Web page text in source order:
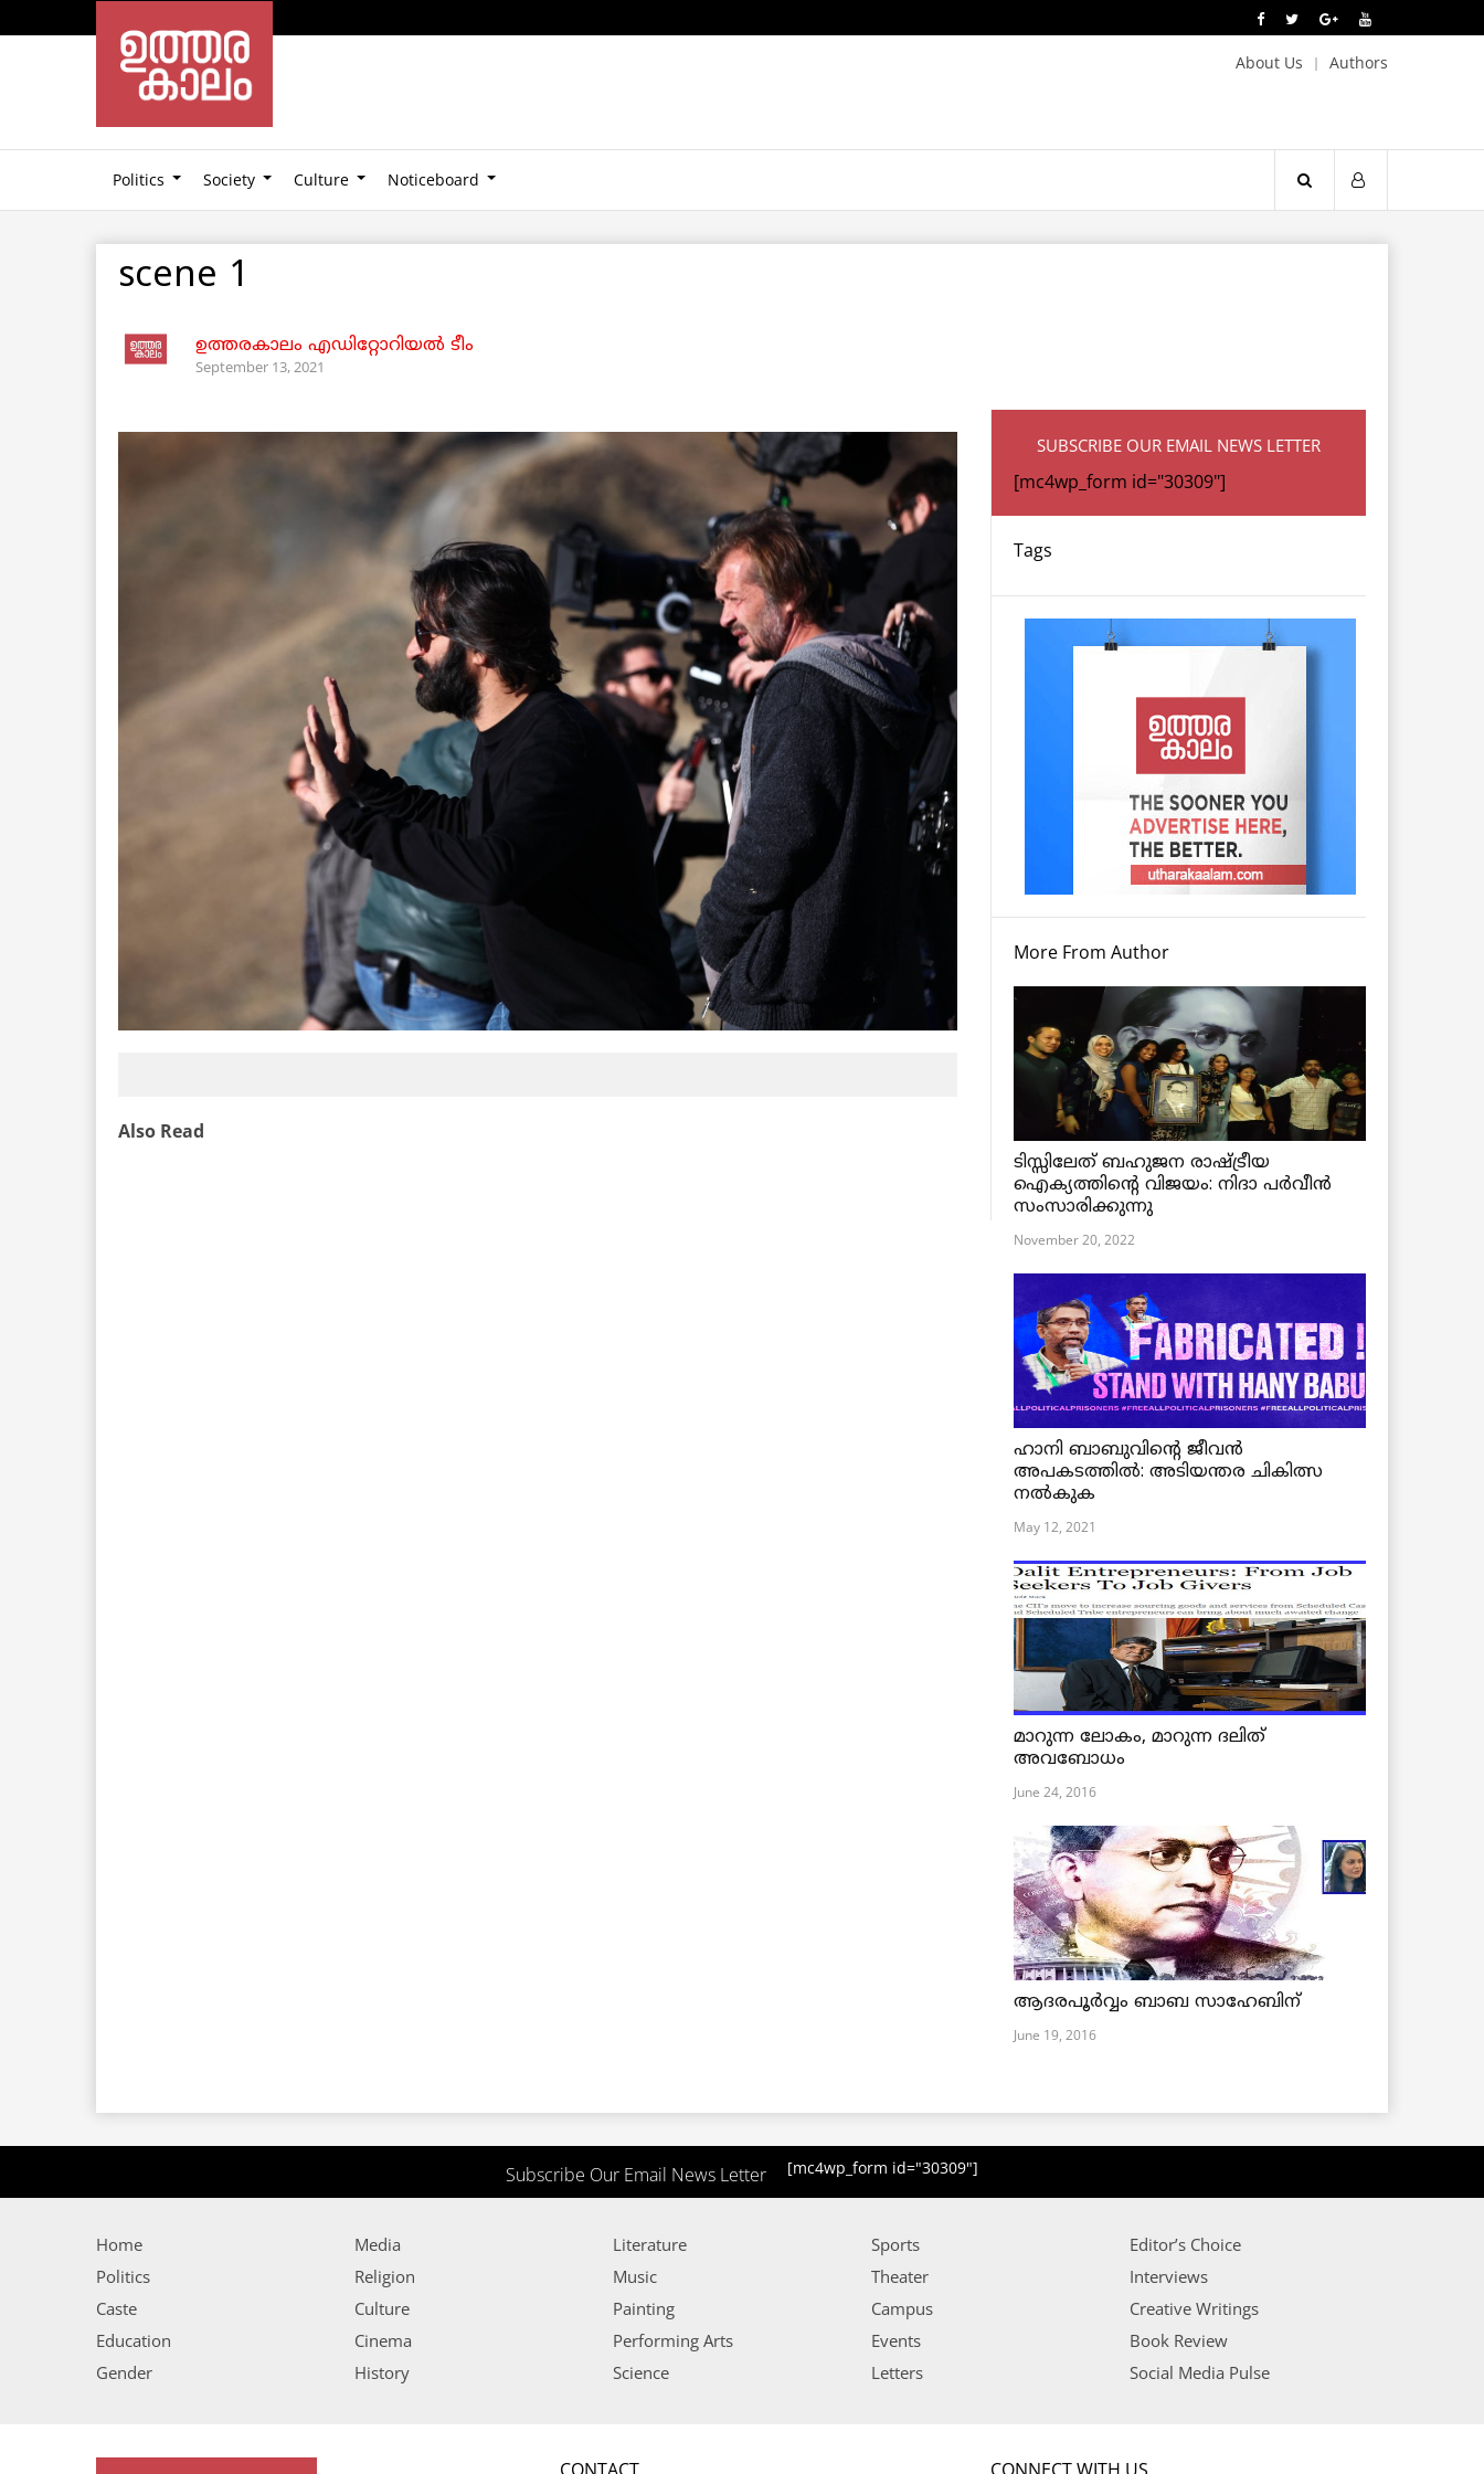
About Us Authors
Politics Society Culture Noticeboard
scene 1
ഉത്തരകാലം എഡിറ്റോറിയല്‍ ടീം
September 13, 2021
Also Read
SUBSCRIBE OUR EMAIL NEWS LETTER
[mc4wp_form id="30309"]
Tags
More From Author
ടിസ്സിലേത് ബഹുജന രാഷ്ട്രീയ
ഐക്യത്തിന്റെ വിജയം: നിദാ പർവീൻ
സംസാരിക്കുന്നു
November 20, 2022
ഹാനി ബാബുവിന്റെ ജീവൻ
അപകടത്തിൽ: അടിയന്തര ചികിത്സ
നൽകുക
May 12, 2021
മാറുന്ന ലോകം, മാറുന്ന ദലിത്
അവബോധം
June 24, 2016
ആദരപൂര്‍വ്വം ബാബ സാഹേബിന്
June 19, 2016
Subscribe Our Email News Letter [mc4wp_form id="30309"]
Home
Politics
Caste
Education
Gender
Media
Religion
Culture
Cinema
History
Literature
Music
Painting
Performing Arts
Science
Sports
Theater
Campus
Events
Letters
Editor’s Choice
Interviews
Creative Writings
Book Review
Social Media Pulse